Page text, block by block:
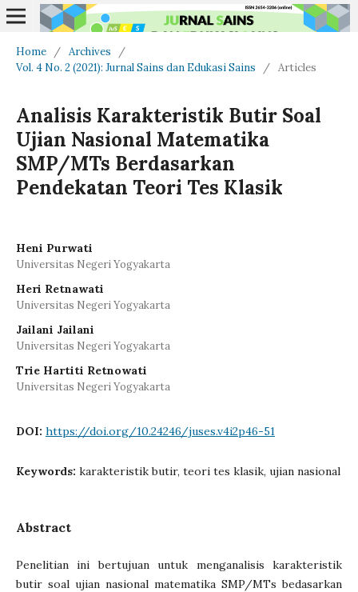
Home / Archives
/
Vol. 4 No. 2 (2021): Jurnal Sains dan Edukasi Sains
/ Articles
Analisis Karakteristik Butir Soal
Ujian Nasional Matematika
SMP/MTs Berdasarkan
Pendekatan Teori Tes Klasik
Heni Purwati
Universitas Negeri Yogyakarta
Heri Retnawati
Universitas Negeri Yogyakarta
Jailani Jailani
Universitas Negeri Yogyakarta
Trie Hartiti Retnowati
Universitas Negeri Yogyakarta
DOI: https://doi.org/10.24246/juses.v4i2p46-51
Keywords: karakteristik butir, teori tes klasik, ujian nasional
Abstract
Penelitian ini bertujuan untuk menganalisis karakteristik
butir soal ujian nasional matematika SMP/MTs bedasarkan